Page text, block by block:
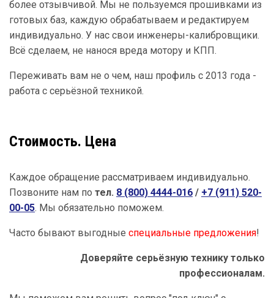
более отзывчивой. Мы не пользуемся прошивками из
готовых баз, каждую обрабатываем и редактируем
индивидуально. У нас свои инженеры-калибровщики.
Всё сделаем, не нанося вреда мотору и КПП.
Переживать вам не о чем, наш профиль с 2013 года -
работа с серьёзной техникой.
Стоимость. Цена
Каждое обращение рассматриваем индивидуально.
Позвоните нам по тел. 8 (800) 4444-016 / +7 (911) 520-
00-05. Мы обязательно поможем.
Часто бывают выгодные специальные предложения!
Доверяйте серьёзную технику только
профессионалам.